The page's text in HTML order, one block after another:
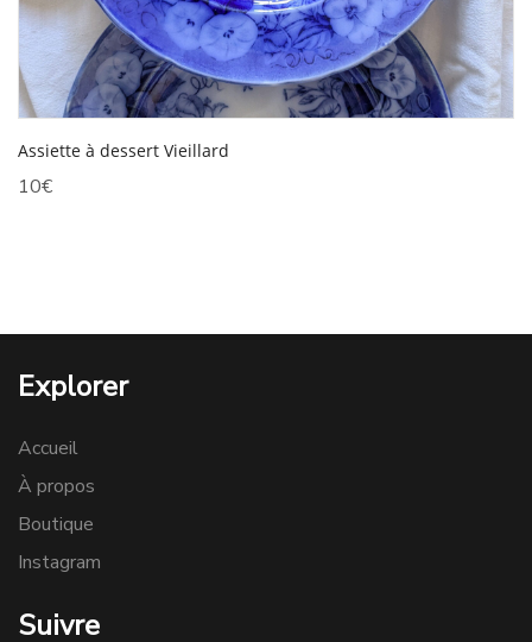
Assiette à dessert Vieillard
10€
Explorer
Accueil
À propos
Boutique
Instagram
Suivre